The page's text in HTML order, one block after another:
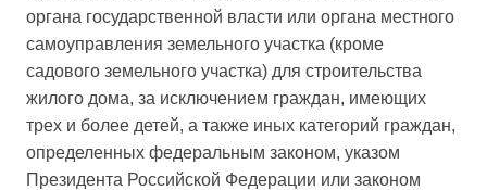
органа государственной власти или органа местного
самоуправления земельного участка (кроме
садового земельного участка) для строительства
жилого дома, за исключением граждан, имеющих
трех и более детей, а также иных категорий граждан,
определенных федеральным законом, указом
Президента Российской Федерации или законом